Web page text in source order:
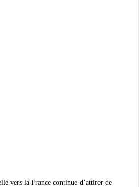
vers la France continue d’attirer de